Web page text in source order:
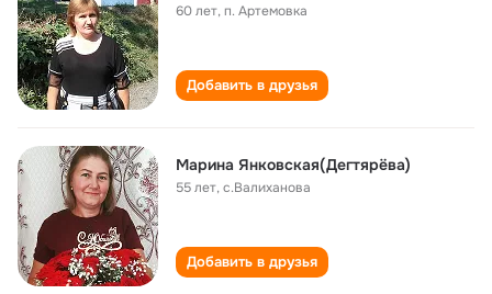
60 лет,п. Артемовка
Добавить в друзья
Марина Янковская(Дегтярёва)
55 лет,с.Валиханова
Добавить в друзья